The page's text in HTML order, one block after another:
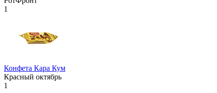
1
Конфета Кара Кум
Красный октябрь
1